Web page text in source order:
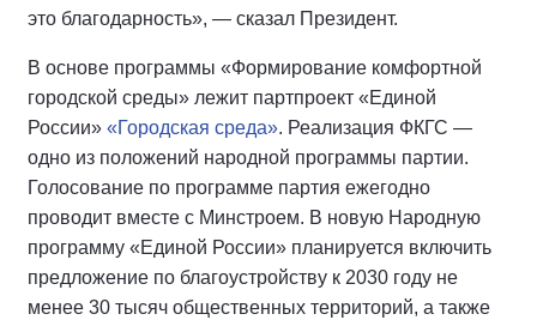
это благодарность», — сказал Президент.
В основе программы «Формирование комфортной
городской среды» лежит партпроект «Единой
России» «Городская среда». Реализация ФКГС —
одно из положений народной программы партии.
Голосование по программе партия ежегодно
проводит вместе с Минстроем. В новую Народную
программу «Единой России» планируется включить
предложение по благоустройству к 2030 году не
менее 30 тысяч общественных территорий, а также